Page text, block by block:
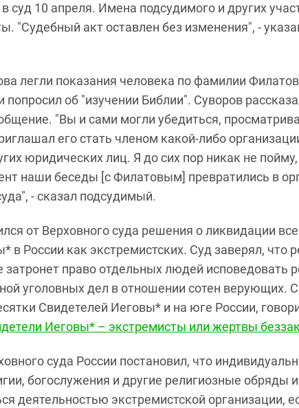
суд 10 апреля. Имена подсудимого и других
"Судебный акт оставлен без изменения", -
легли показания человека по фамилии
об "изучении Библии". Суворов
"Вы и сами могли убедиться,
его стать членом какой-либо
юридических лиц. Я до сих пор никак не
наши беседы [с Филатовым] превратились в
- сказал подсудимый.
от Верховного суда решения о ликвидации
в России как экстремистских. Суд заверял, что
право отдельных людей исповедовать
уголовных дел в отношении сотен верующих.
Свидетелей Иеговы* и на юге России,
Иеговы* – экстремисты или жертвы
суда России постановил, что
богослужения и другие религиозные обряды
деятельностью экстремистской организации,